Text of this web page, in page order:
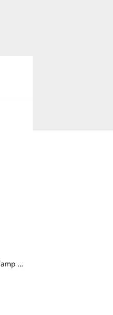
Teenage Sex and Death at Camp Miasma